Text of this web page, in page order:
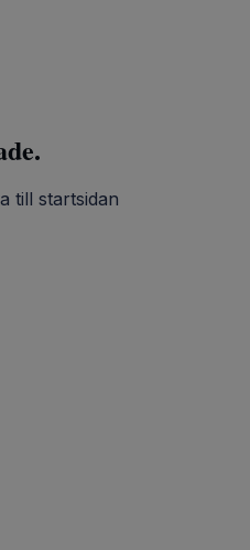
till startsidan